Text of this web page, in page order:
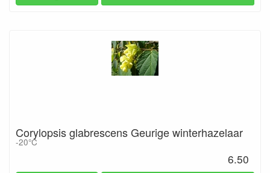
Corylopsis glabrescens Geurige winterhazelaar
-20°C
6.50